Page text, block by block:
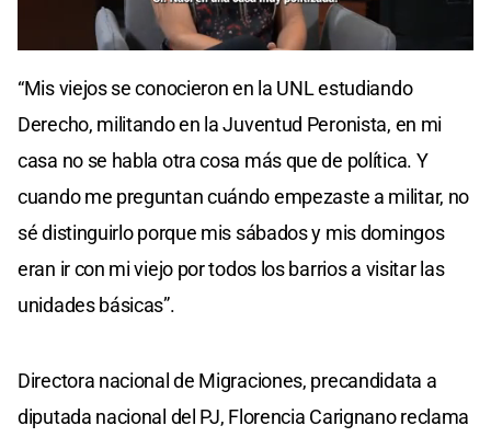
“Mis viejos se conocieron en la UNL estudiando
Derecho, militando en la Juventud Peronista, en mi
casa no se habla otra cosa más que de política. Y
cuando me preguntan cuándo empezaste a militar, no
sé distinguirlo porque mis sábados y mis domingos
eran ir con mi viejo por todos los barrios a visitar las
unidades básicas”.
Directora nacional de Migraciones, precandidata a
diputada nacional del PJ, Florencia Carignano reclama